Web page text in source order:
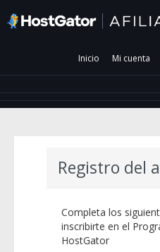
Inicio Mi cuenta
Registro del
Completa los
inscribirte en el
HostGator